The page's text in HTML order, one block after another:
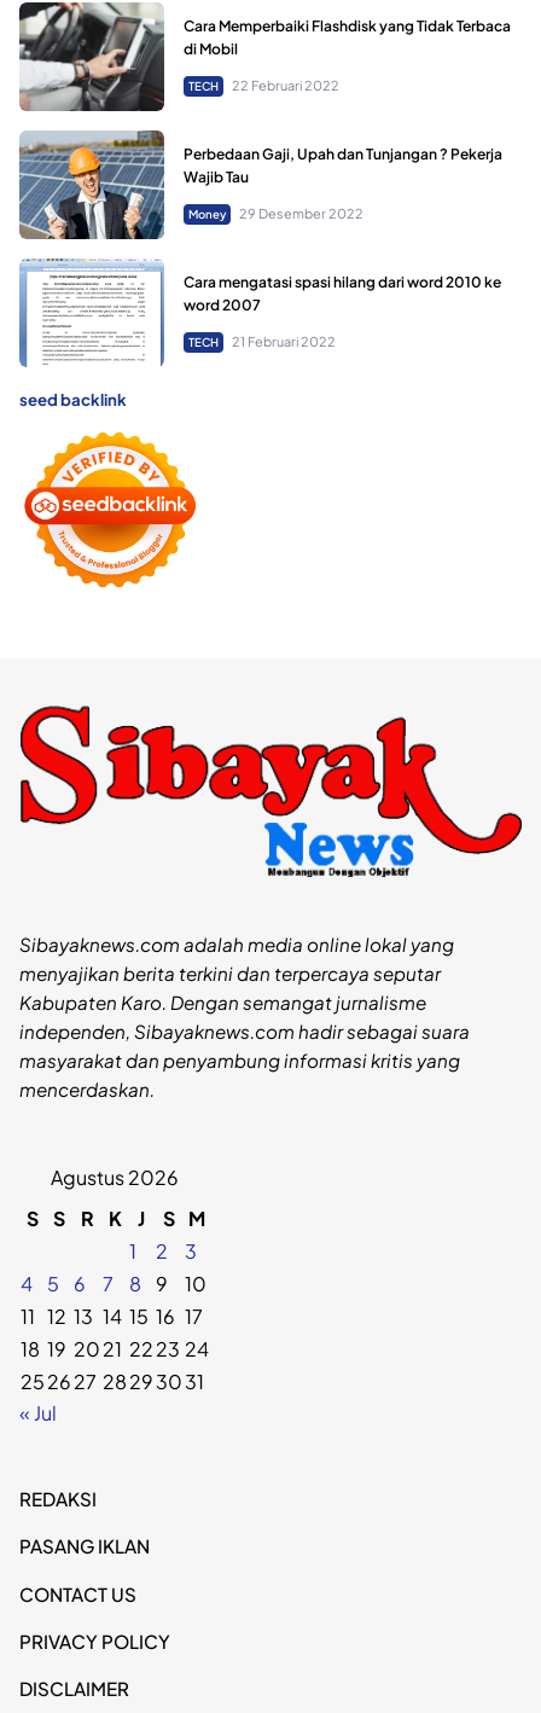
Cara Memperbaiki Flashdisk yang Tidak Terbaca
di Mobil
TECH 22 Februari 2022
Perbedaan Gaji, Upah dan Tunjangan ? Pekerja
Wajib Tau
Money 29 Desember 2022
Cara mengatasi spasi hilang dari word 2010 ke
word 2007
TECH 21 Februari 2022
seed backlink
Sibayaknews.com adalah media online lokal yang
menyajikan berita terkini dan terpercaya seputar
Kabupaten Karo. Dengan semangat jurnalisme
independen, Sibayaknews.com hadir sebagai suara
masyarakat dan penyambung informasi kritis yang
mencerdaskan.
Agustus 2026
S S R K J S M
1
2
3
4
5 6 7 8 9
10
11 12 13 14 15 16 17
18 19 2021 2223 24
252627 28293031
« Jul
REDAKSI
PASANG IKLAN
CONTACT US
PRIVACY POLICY
DISCLAIMER